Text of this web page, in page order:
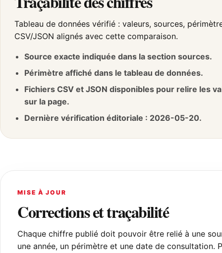
Tableau de données vérifié : valeurs, sources,
CSV/JSON alignés avec cette comparaison.
Source exacte indiquée dans la section sources.
Périmètre affiché dans le tableau de données.
Fichiers CSV et JSON disponibles pour relire les
sur la page.
Dernière vérification éditoriale : 2026-05-20.
MISE À JOUR
Corrections et traçabilité
Chaque chiffre publié doit pouvoir être relié à une
une année, un périmètre et une date de consultation.